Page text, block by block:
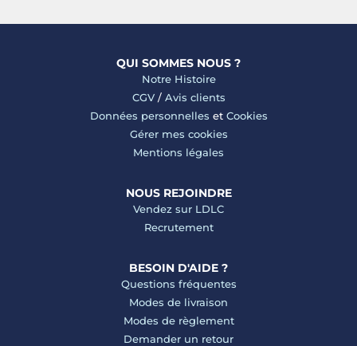
QUI SOMMES NOUS ?
Notre Histoire
CGV/ Avis clients
Données personnelles et Cookies
Gérer mes cookies
Mentions légales
NOUS REJOINDRE
Vendez sur LDLC
Recrutement
BESOIN D'AIDE ?
Questions fréquentes
Modes de livraison
Modes de règlement
Demander un retour